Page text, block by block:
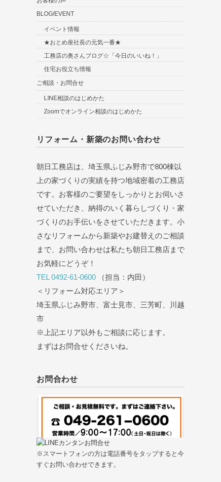
BLOG/EVENT
イベント情報
★おとめ座社長の元気一番★
工務店の奥さんブログ☆「今日のいいね！」
住宅お役立ち情報
ご相談・お問合せ
LINE相談のはじめかた
Zoomでオンライン相談のはじめかた
リフォーム・新築のお問い合わせ
朝日工務店は、埼玉県ふじみ野市で800棟以
上の家づくりの実績を持つ地域密着の工務店
です。お客様のご要望をしっかりとお伺いさ
せていただき、納得のいく暮らしづくり・家
づくりのお手伝いをさせていただきます。小
さなリフォームから新築やお建替えのご相談
まで、お問い合わせは私たち朝日工務店まで
お気軽にどうぞ！
TEL 0492-61-0600 （担当：内田）
＜リフォーム対応エリア＞
埼玉県ふじみ野市、富士見市、三芳町、川越
市
※上記エリア以外もご相談に応じます。
まずはお問合せくださいね。
お問合わせ
※スマートフォンの方は電話番号をタップすると今
すぐお問い合わせできます。